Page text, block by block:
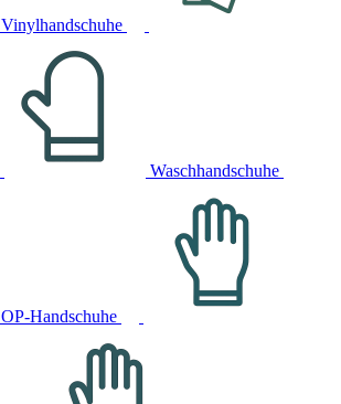
Vinylhandschuhe
Waschhandschuhe
OP-Handschuhe